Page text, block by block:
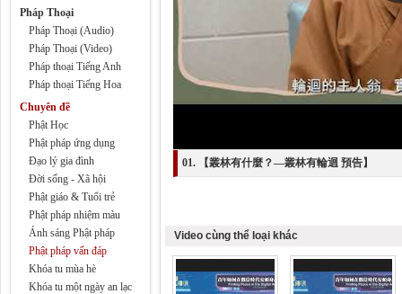
Pháp Thoại
Pháp Thoại (Audio)
Pháp Thoại (Video)
Pháp thoại Tiếng Anh
Pháp thoại Tiếng Hoa
Chuyên đề
Phật Học
Phật pháp ứng dụng
Đạo lý gia đình
Đời sống - Xã hội
Phật giáo & Tuổi trẻ
Phật pháp nhiệm màu
Ánh sáng Phật pháp
Phật pháp vấn đáp
Khóa tu mùa hè
Khóa tu một ngày an lạc
01. 【叢林有什麼？—叢林有輪迴 預告】
Video cùng thể loại khác